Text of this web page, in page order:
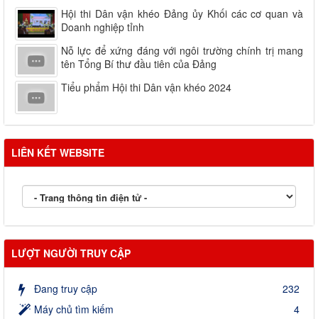
Hội thi Dân vận khéo Đảng ủy Khối các cơ quan và
Doanh nghiệp tỉnh
Nỗ lực để xứng đáng với ngôi trường chính trị mang
tên Tổng Bí thư đầu tiên của Đảng
Tiểu phẩm Hội thi Dân vận khéo 2024
LIÊN KẾT WEBSITE
LƯỢT NGƯỜI TRUY CẬP
Đang truy cập
232
Máy chủ tìm kiếm
4